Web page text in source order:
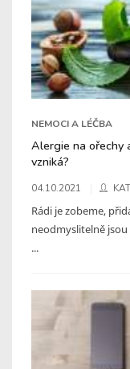
NEMOCI A LÉČBA
Alergie na ořechy
vzniká?
04.10.2021
Rádi je zobeme,
neodmyslitelně jsou
...